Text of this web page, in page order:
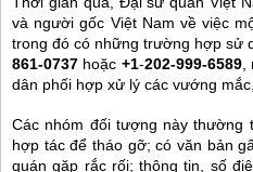
và người gốc Việt Nam về việc
trong đó có những trường hợp sử
861-0737 hoặc +1-202-999-6589,
dân phối hợp xử lý các vướng
Các nhóm đối tượng này thường
hợp tác để tháo gỡ; có văn bản
quán gặp rắc rối; thông tin, số